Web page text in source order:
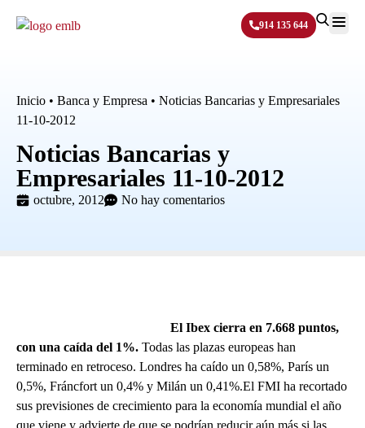
914 135 644
Inicio • Banca y Empresa • Noticias Bancarias y Empresariales
11-10-2012
Noticias Bancarias y
Empresariales 11-10-2012
octubre, 2012 No hay comentarios
El Ibex cierra en 7.668 puntos,
con una caída del 1%. Todas las plazas europeas han
terminado en retroceso. Londres ha caído un 0,58%, París un
0,5%, Fráncfort un 0,4% y Milán un 0,41%.El FMI ha recortado
sus previsiones de crecimiento para la economía mundial el año